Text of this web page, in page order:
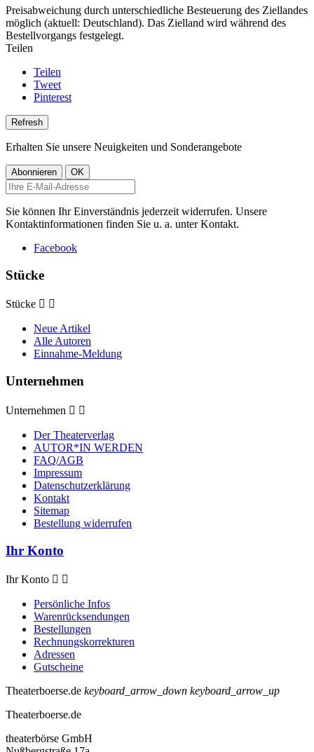
Preisabweichung durch unterschiedliche Besteuerung des Ziellandes
möglich (aktuell: Deutschland). Das Zielland wird während des
Bestellvorgangs festgelegt.
Teilen
Teilen
Tweet
Pinterest
Erhalten Sie unsere Neuigkeiten und Sonderangebote
Sie können Ihr Einverständnis jederzeit widerrufen. Unsere
Kontaktinformationen finden Sie u. a. unter Kontakt.
Facebook
Stücke
Stücke  
Neue Artikel
Alle Autoren
Einnahme-Meldung
Unternehmen
Unternehmen  
Der Theaterverlag
AUTOR*IN WERDEN
FAQ/AGB
Impressum
Datenschutzerklärung
Kontakt
Sitemap
Bestellung widerrufen
Ihr Konto
Ihr Konto  
Persönliche Infos
Warenrücksendungen
Bestellungen
Rechnungskorrekturen
Adressen
Gutscheine
Theaterboerse.de keyboard_arrow_down keyboard_arrow_up
Theaterboerse.de
theaterbörse GmbH